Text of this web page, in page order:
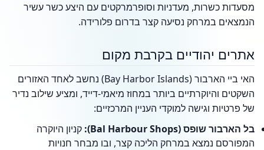
מסעדות כשרות, מעדניות וסופרמרקטים עם היצע כשר עשיר
הנמצאים במרחק נסיעה קצר בדרום פלורידה.
אתרים יהודיים בקרבת מקום
האי ביי הארבור (Bay Harbor Islands) נחשב לאחד האזורים
השקטים והיוקרתיים ביותר במחוז מיאמי-דייד, ומציע שילוב נדיר
של פרטיות וגישה למוקדי העניין המרכזיים:
בל הארבור שופס (Bal Harbour Shops):
קניון היוקרה
המפורסם נמצא במרחק הליכה קצר, ובו מבחר חנויות